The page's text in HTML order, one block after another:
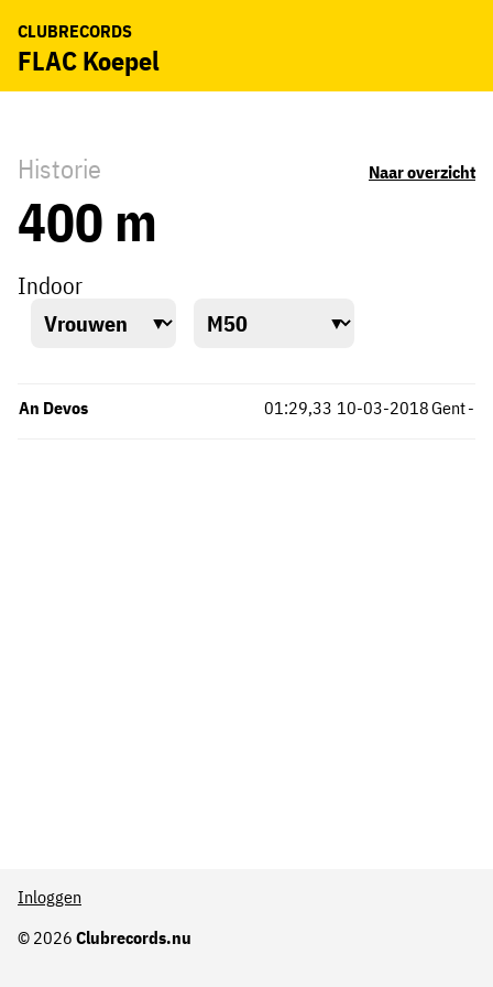
CLUBRECORDS
FLAC Koepel
Historie Naar overzicht
400 m
Indoor
An Devos Gent
01:29,33 -
10-03-2018
© 2026 Clubrecords.nu
Inloggen